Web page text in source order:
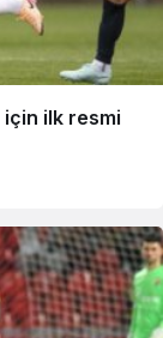
için ilk resmi